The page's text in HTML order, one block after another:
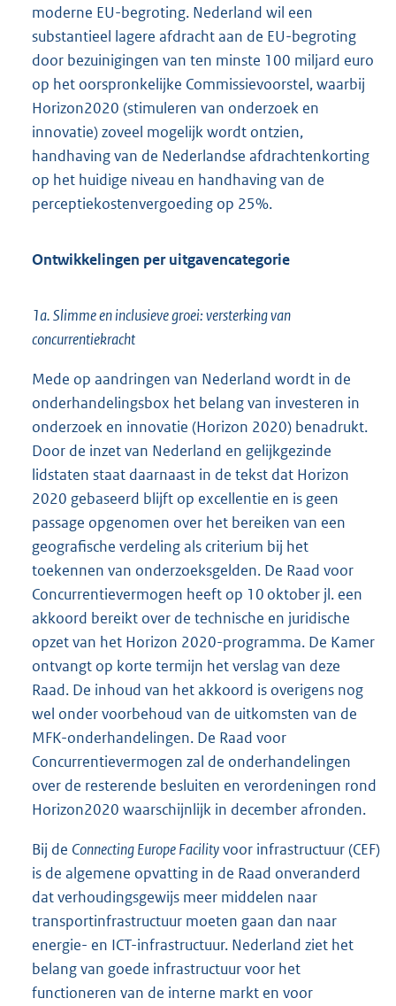
moderne EU-begroting. Nederland wil een
substantieel lagere afdracht aan de EU-begroting
door bezuinigingen van ten minste 100 miljard euro
op het oorspronkelijke Commissievoorstel, waarbij
Horizon2020 (stimuleren van onderzoek en
innovatie) zoveel mogelijk wordt ontzien,
handhaving van de Nederlandse afdrachtenkorting
op het huidige niveau en handhaving van de
perceptiekostenvergoeding op 25%.
Ontwikkelingen per uitgavencategorie
1a. Slimme en inclusieve groei: versterking van
concurrentiekracht
Mede op aandringen van Nederland wordt in de
onderhandelingsbox het belang van investeren in
onderzoek en innovatie (Horizon 2020) benadrukt.
Door de inzet van Nederland en gelijkgezinde
lidstaten staat daarnaast in de tekst dat Horizon
2020 gebaseerd blijft op excellentie en is geen
passage opgenomen over het bereiken van een
geografische verdeling als criterium bij het
toekennen van onderzoeksgelden. De Raad voor
Concurrentievermogen heeft op 10 oktober jl. een
akkoord bereikt over de technische en juridische
opzet van het Horizon 2020-programma. De Kamer
ontvangt op korte termijn het verslag van deze
Raad. De inhoud van het akkoord is overigens nog
wel onder voorbehoud van de uitkomsten van de
MFK-onderhandelingen. De Raad voor
Concurrentievermogen zal de onderhandelingen
over de resterende besluiten en verordeningen rond
Horizon2020 waarschijnlijk in december afronden.
Bij de Connecting Europe Facilityvoor infrastructuur (CEF)
is de algemene opvatting in de Raad onveranderd
dat verhoudingsgewijs meer middelen naar
transportinfrastructuur moeten gaan dan naar
energie- en ICT-infrastructuur. Nederland ziet het
belang van goede infrastructuur voor het
functioneren van de interne markt en voor